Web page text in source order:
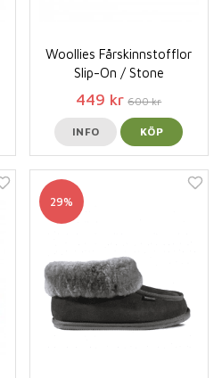
Woollies Fårskinnstofflor
Slip-On / Stone
449 kr 600 kr
INFO KÖP
29%